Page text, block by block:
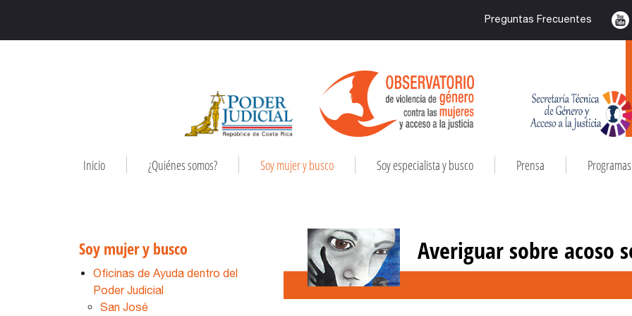
Preguntas Frecuentes
Inicio ¿Quiénes somos? Soy mujer y busco Soy especialista y busco Prensa
Averiguar sobre acoso
Soy mujer y busco
Oficinas de Ayuda dentro del
Poder Judicial
San José